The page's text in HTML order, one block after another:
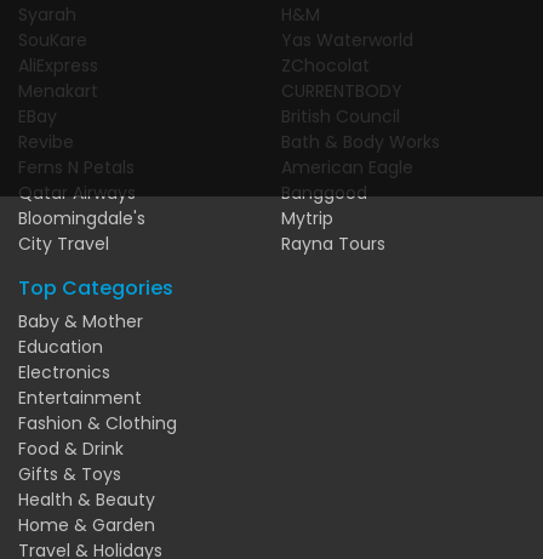
Syarah
SouKare
AliExpress
Menakart
EBay
Revibe
Ferns N Petals
Qatar Airways
Bloomingdale's
City Travel
H&M
Yas Waterworld
ZChocolat
CURRENTBODY
British Council
Bath & Body Works
American Eagle
Banggood
Mytrip
Rayna Tours
Top Categories
Baby & Mother
Education
Electronics
Entertainment
Fashion & Clothing
Food & Drink
Gifts & Toys
Health & Beauty
Home & Garden
Travel & Holidays